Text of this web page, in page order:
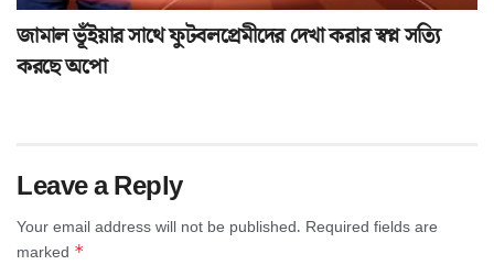
জামাল ভূঁইয়ার সাথে ফুটবলপ্রেমীদের দেখা করার স্বপ্ন সত্যি
করছে অপো
Leave a Reply
Your email address will not be published. Required fields are
marked *